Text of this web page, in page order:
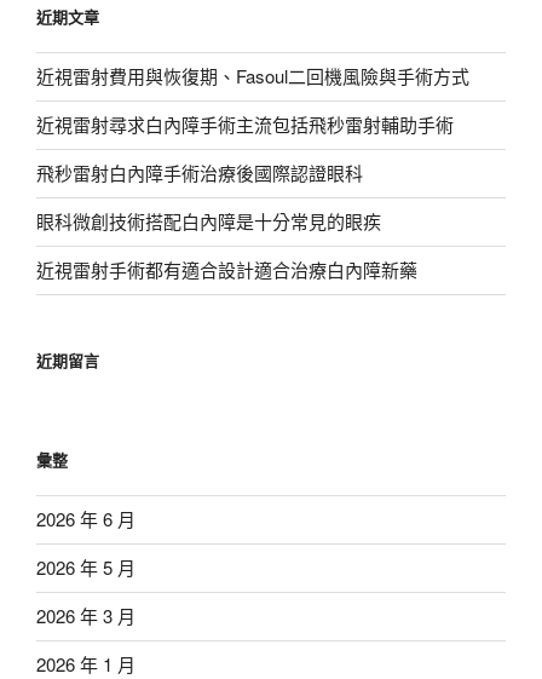
字:
近期文章
近視雷射費用與恢復期、Fasoul二回機風險與手術方式
近視雷射尋求白內障手術主流包括飛秒雷射輔助手術
飛秒雷射白內障手術治療後國際認證眼科
眼科微創技術搭配白內障是十分常見的眼疾
近視雷射手術都有適合設計適合治療白內障新藥
近期留言
彙整
2026 年 6 月
2026 年 5 月
2026 年 3 月
2026 年 1 月